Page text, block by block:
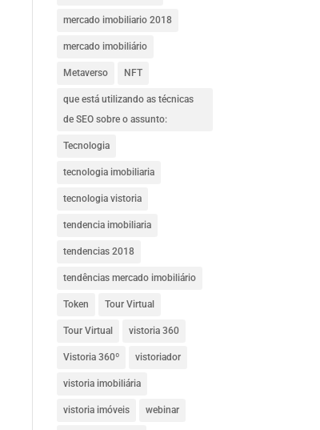
mercado imobiliario 2018
mercado imobiliário
Metaverso NFT
que está utilizando as técnicas
de SEO sobre o assunto:
Tecnologia
tecnologia imobiliaria
tecnologia vistoria
tendencia imobiliaria
tendencias 2018
tendências mercado imobiliário
Token Tour Virtual
Tour Virtual vistoria 360
Vistoria 360º vistoriador
vistoria imobiliária
vistoria imóveis webinar